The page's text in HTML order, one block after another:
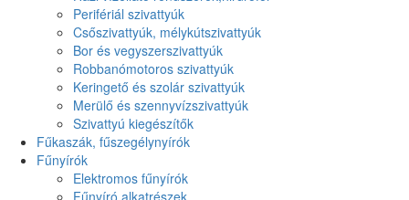
Perifériál szivattyúk
Csőszivattyúk, mélykútszivattyúk
Bor és vegyszerszivattyúk
Robbanómotoros szivattyúk
Keringető és szolár szivattyúk
Merülő és szennyvízszivattyúk
Szivattyú kiegészítők
Fűkaszák, fűszegélynyírók
Fűnyírók
Elektromos fűnyírók
Fűnyíró alkatrészek